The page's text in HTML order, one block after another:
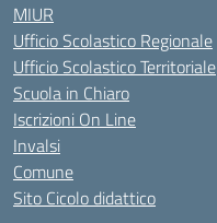
MIUR
Ufficio Scolastico Regionale
Ufficio Scolastico Territoriale
Scuola in Chiaro
Iscrizioni On Line
Invalsi
Comune
Sito Cicolo didattico